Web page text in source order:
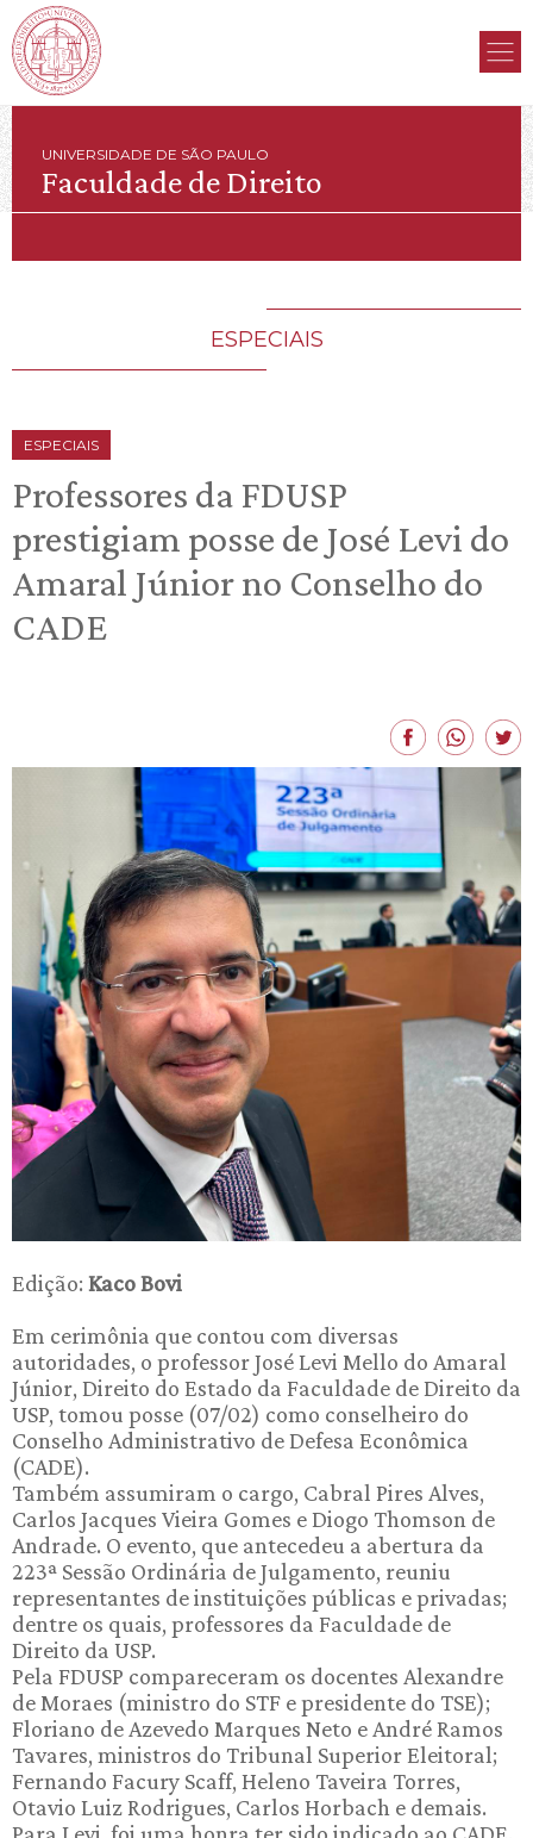
UNIVERSIDADE DE SÃO PAULO
Faculdade de Direito
ESPECIAIS
ESPECIAIS
Professores da FDUSP
prestigiam posse de José Levi do
Amaral Júnior no Conselho do
CADE
Edição: Kaco Bovi
Em cerimônia que contou com diversas
autoridades, o professor José Levi Mello do Amaral
Júnior, Direito do Estado da Faculdade de Direito da
USP, tomou posse (07/02) como conselheiro do
Conselho Administrativo de Defesa Econômica
(CADE).
Também assumiram o cargo, Cabral Pires Alves,
Carlos Jacques Vieira Gomes e Diogo Thomson de
Andrade. O evento, que antecedeu a abertura da
223ª Sessão Ordinária de Julgamento, reuniu
representantes de instituições públicas e privadas;
dentre os quais, professores da Faculdade de
Direito da USP.
Pela FDUSP compareceram os docentes Alexandre
de Moraes (ministro do STF e presidente do TSE);
Floriano de Azevedo Marques Neto e André Ramos
Tavares, ministros do Tribunal Superior Eleitoral;
Fernando Facury Scaff, Heleno Taveira Torres,
Otavio Luiz Rodrigues, Carlos Horbach e demais.